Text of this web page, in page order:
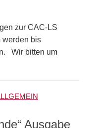
zur CAC-LS
werden bis
Wir bitten um
Ausgabe